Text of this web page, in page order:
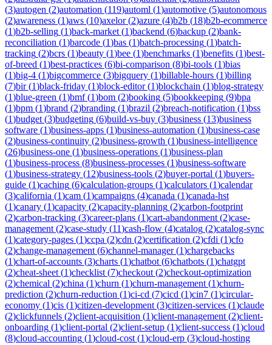
(3)autogen (2)automation (119)automl (1)automotive (5)autonomous
(2)awareness (1)aws (10)axelor(2)azure (4)b2b (18)b2b-ecommerce
(1)b2b-selling (1)back-market (1)backend (6)backup (2)bank-
reconciliation (1)barcode (1)bas (1)batch-processing (1)batch-
tracking (2)bcrs (1)beauty (1)bee (1)benchmarks (1)benefits (1)best-
of-breed (1)best-practices (6)bi-comparison (8)bi-tools (1)bias
(1)big-4 (1)bigcommerce (3)bigquery (1)billable-hours (1)billing
(7)bir(1)black-friday (1)block-editor(1)blockchain (1)blog-strategy
(1)blue-green (1)bmf(1)bom (2)booking (5)bookkeeping (9)bpa
(1)bpm (1)brand (2)branding (1)brazil (2)breach-notification (1)bss
(1)budget (3)budgeting (6)build-vs-buy (3)business (13)business
software (1)business-apps (1)business-automation (1)business-case
(2)business-continuity (2)business-growth (1)business-intelligence
(26)business-one (1)business-operations (1)business-plan
(1)business-process (8)business-processes (1)business-software
(1)business-strategy (12)business-tools (2)buyer-portal (1)buyers-
guide (1)caching (6)calculation-groups (1)calculators (1)calendar
(3)california (1)cam (1)campaigns (4)canada (1)canada-hst
(1)canary (1)capacity (2)capacity-planning (2)carbon-footprint
(2)carbon-tracking (3)career-plans (1)cart-abandonment (2)case-
management (2)case-study (11)cash-flow (4)catalog (2)catalog-sync
(1)category-pages (1)ccpa (2)cdn (2)certification (2)cfdi (1)cfo
(2)change-management (6)channel-manager(1)chargebacks
(1)chart-of-accounts (3)charts (1)chatbot (6)chatbots (1)chatgpt
(2)cheat-sheet (1)checklist (7)checkout (2)checkout-optimization
(2)chemical (2)china (1)churn (1)churn-management (1)churn-
prediction (2)churn-reduction (1)ci-cd (7)cicd (1)cin7 (1)circular-
economy (1)cis (1)citizen-development (3)citizen-services (1)claude
(2)clickfunnels (2)client-acquisition (1)client-management (2)client-
onboarding (1)client-portal (2)client-setup (1)client-success (1)cloud
(8)cloud-accounting (1)cloud-cost (1)cloud-erp (3)cloud-hosting